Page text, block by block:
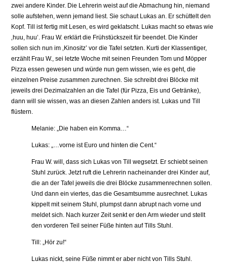
zwei andere Kinder. Die Lehrerin weist auf die Abmachung hin, niemand
solle aufstehen, wenn jemand liest. Sie schaut Lukas an. Er schüttelt den
Kopf. Till ist fertig mit Lesen, es wird geklatscht. Lukas macht so etwas wie
‚huu, huu’. Frau W. erklärt die Frühstückszeit für beendet. Die Kinder
sollen sich nun im ‚Kinositz’ vor die Tafel setzten. Kurti der Klassentiger,
erzählt Frau W., sei letzte Woche mit seinen Freunden Tom und Möpper
Pizza essen gewesen und würde nun gern wissen, wie es geht, die
einzelnen Preise zusammen zurechnen. Sie schreibt drei Blöcke mit
jeweils drei Dezimalzahlen an die Tafel (für Pizza, Eis und Getränke),
dann will sie wissen, was an diesen Zahlen anders ist. Lukas und Till
flüstern.
Melanie: „Die haben ein Komma…“
Lukas: „…vorne ist Euro und hinten die Cent.“
Frau W. will, dass sich Lukas von Till wegsetzt. Er schiebt seinen
Stuhl zurück. Jetzt ruft die Lehrerin nacheinander drei Kinder auf,
die an der Tafel jeweils die drei Blöcke zusammenrechnen sollen.
Und dann ein viertes, das die Gesamtsumme ausrechnet. Lukas
kippelt mit seinem Stuhl, plumpst dann abrupt nach vorne und
meldet sich. Nach kurzer Zeit senkt er den Arm wieder und stellt
den vorderen Teil seiner Füße hinten auf Tills Stuhl.
Till: „Hör zu!“
Lukas nickt, seine Füße nimmt er aber nicht von Tills Stuhl.